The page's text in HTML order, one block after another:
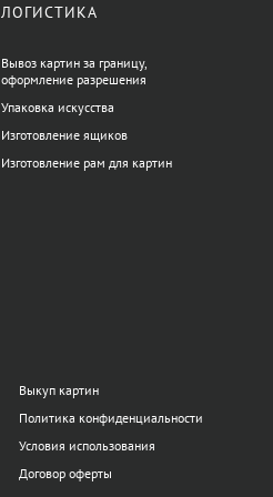
ЛОГИСТИКА
Вывоз картин за границу,
оформление разрешения
Упаковка искусства
Изготовление ящиков
Изготовление рам для картин
Выкуп картин
Политика конфиденциальности
Условия использования
Договор оферты